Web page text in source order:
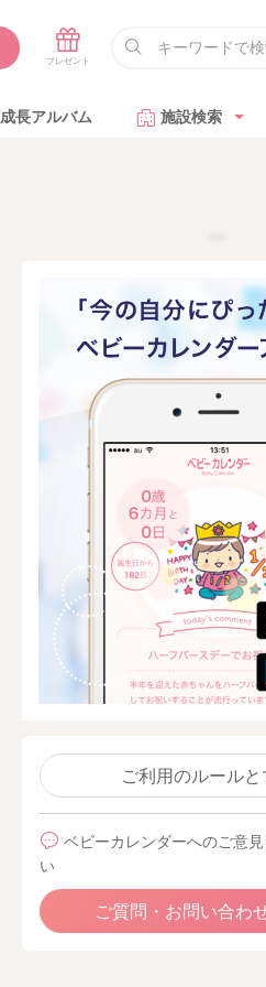
成長アルバム 施設検索
ご利用のルールと
ベビーカレンダーへのご意
い
ご質問・お問い合わ